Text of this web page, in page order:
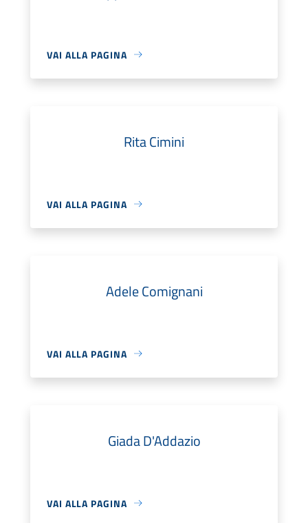
VAI ALLA PAGINA
Rita Cimini
VAI ALLA PAGINA
Adele Comignani
VAI ALLA PAGINA
Giada D'Addazio
VAI ALLA PAGINA